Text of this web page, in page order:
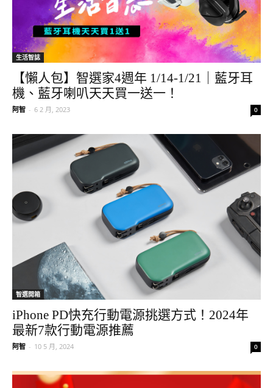
生活智誌
【懶人包】智選家4週年 1/14-1/21｜藍牙耳
機、藍牙喇叭天天買一送一！
阿智 - 6 2 月, 2023 0
智選開箱
iPhone PD快充行動電源挑選方式！2024年
最新7款行動電源推薦
阿智 - 10 5 月, 2024 0